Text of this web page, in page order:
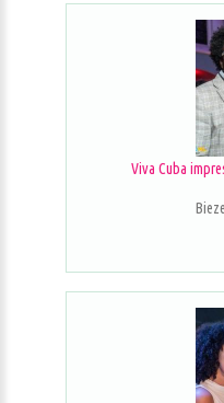
Viva Cuba